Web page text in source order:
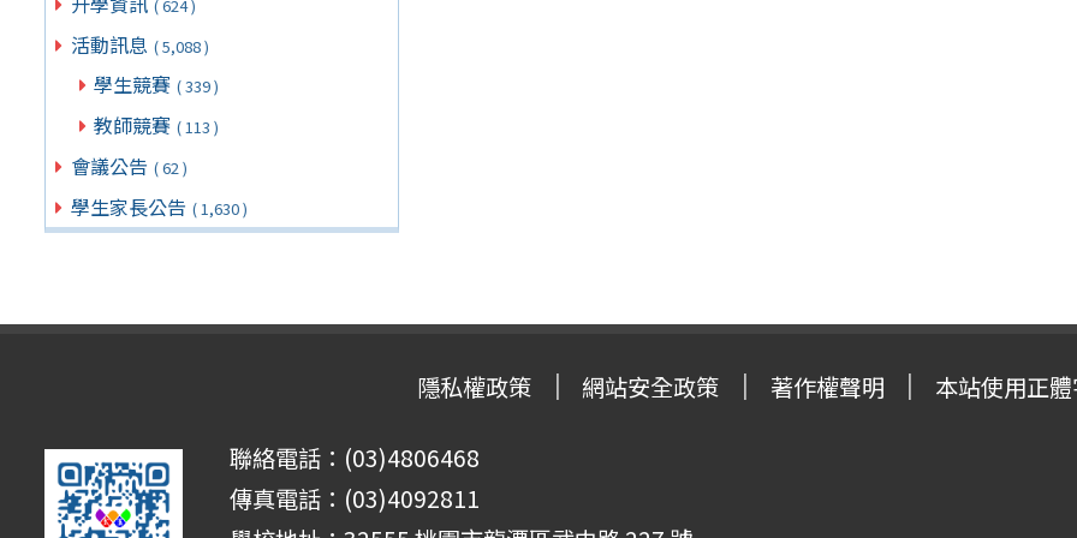
( 624 )
活動訊息 ( 5,088 )
學生競賽 ( 339 )
教師競賽 ( 113 )
會議公告 ( 62 )
學生家長公告 ( 1,630 )
隱私權政策 網站安全政策 著作權聲明 本站使用正
聯絡電話：(03)4806468
傳真電話：(03)4092811